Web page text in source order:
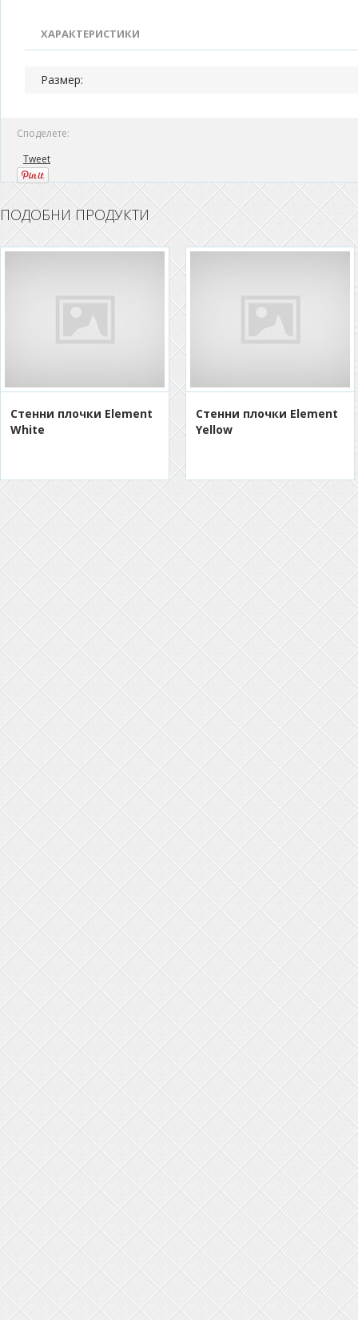
ХАРАКТЕРИСТИКИ
Размер:
Споделете:
Tweet
ПОДОБНИ ПРОДУКТИ
Стенни плочки Element
White
Стенни плочки Element
Yellow